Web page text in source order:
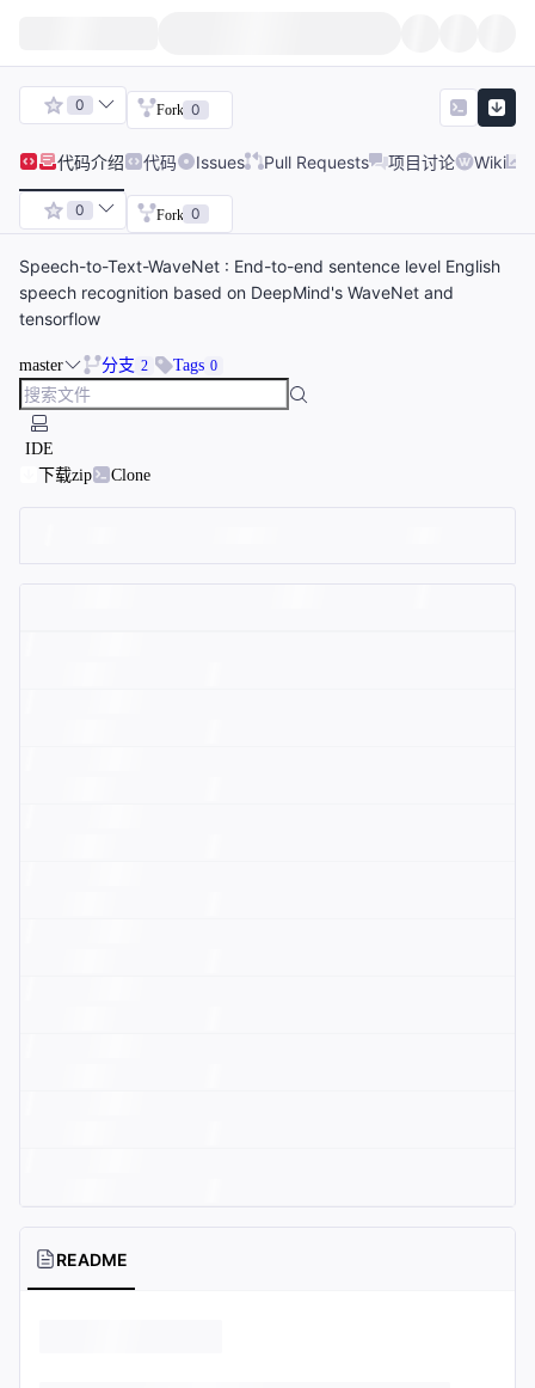
0 Fork 0
代码介绍 代码 Issues Pull Requests 项目讨论 Wiki
0 Fork 0
Speech-to-Text-WaveNet : End-to-end sentence level English
speech recognition based on DeepMind's WaveNet and
tensorflow
master 分支 2 Tags 0
IDE
下载zip
Clone
README